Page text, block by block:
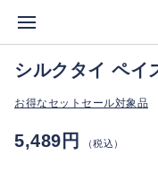
シルクタイ ペイ
お得なセットセール対象品
5,489円 （税込）